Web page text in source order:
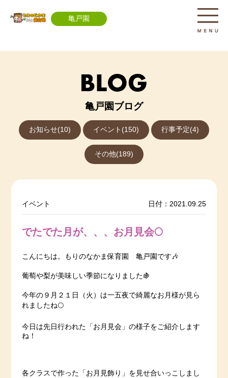
亀戸園
亀戸園ブログ
お知らせ(10) イベント(150) 行事予定(4)
その他(189)
イベント 日付：2021.09.25
でたでた月が、、、お月見会🌕
こんにちは。もりのなかま保育園 亀戸園です🎶
葡萄や梨が美味しい季節になりました🍇
今年の９月２１日（火）は一五夜で綺麗なお月様が見ら
れましたね🌕
今日は先日行われた「お月見会」の様子をご紹介します
ね！
各クラスで作った「お月見飾り」を見せ合いっこしまし